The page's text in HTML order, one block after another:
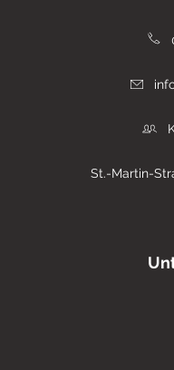
St.-Martin-